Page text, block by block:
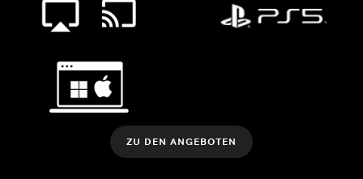
ZU DEN ANGEBOTEN